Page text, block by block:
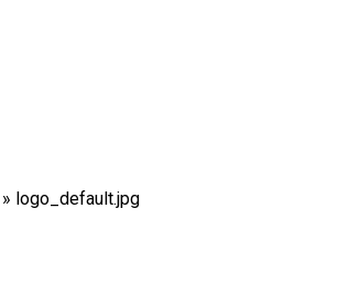
» logo_default.jpg